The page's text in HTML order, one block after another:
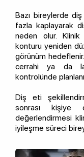
Bazı bireylerde
fazla kaplayarak
neden olur.
konturu yeniden
görünüm
cerrahi ya da
kontrolünde
Diş eti
sonrası kişiye
değerlendirmesi
iyileşme süreci